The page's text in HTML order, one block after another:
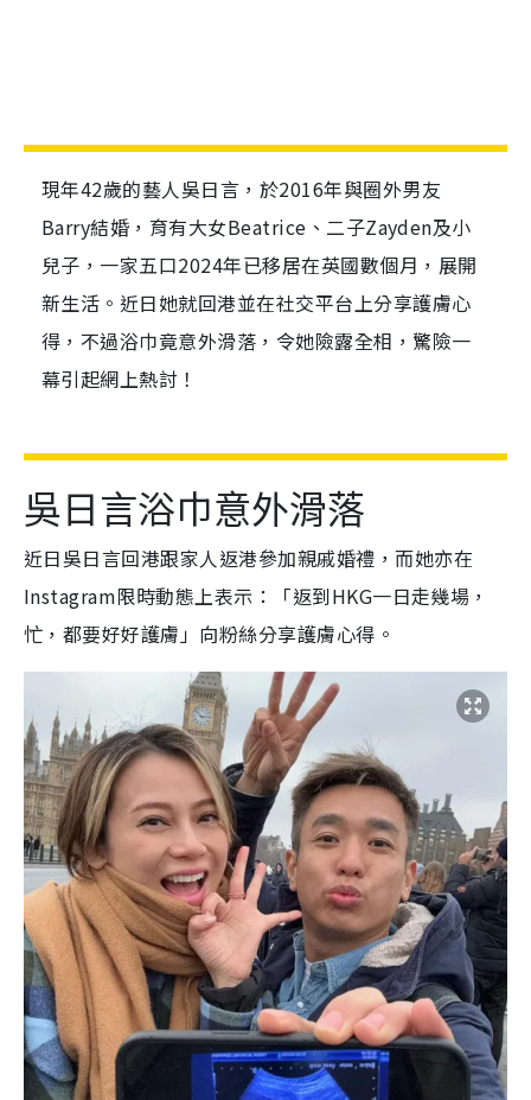
現年42歲的藝人吳日言，於2016年與圈外男友
Barry結婚，育有大女Beatrice、二子Zayden及小
兒子，一家五口2024年已移居在英國數個月，展開
新生活。近日她就回港並在社交平台上分享護膚心
得，不過浴巾竟意外滑落，令她險露全相，驚險一
幕引起網上熱討！
吳日言浴巾意外滑落
近日吳日言回港跟家人返港參加親戚婚禮，而她亦在
Instagram限時動態上表示：「返到HKG一日走幾場，
忙，都要好好護膚」向粉絲分享護膚心得。